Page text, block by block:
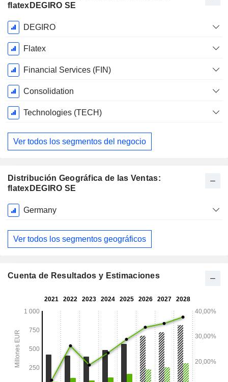
flatexDEGIRO SE
Período
fiscal:
Diciembre
DEGIRO
Flatex
Financial Services (FIN)
Consolidation
Technologies (TECH)
Ver todos los segmentos del negocio
Distribución Geográfica de las Ventas:
flatexDEGIRO SE
Período
fiscal:
Diciembre
Germany
Ver todos los segmentos geográficos
Cuenta de Resultados y Estimaciones